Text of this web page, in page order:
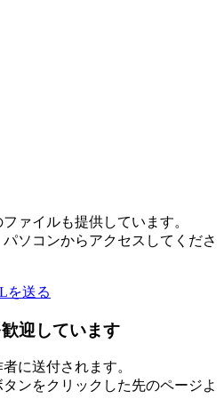
ァイルも提供しています。
ソコンからアクセスしてくださ
を送る
迎しています
に送付されます。
ンをクリックした先のページよ